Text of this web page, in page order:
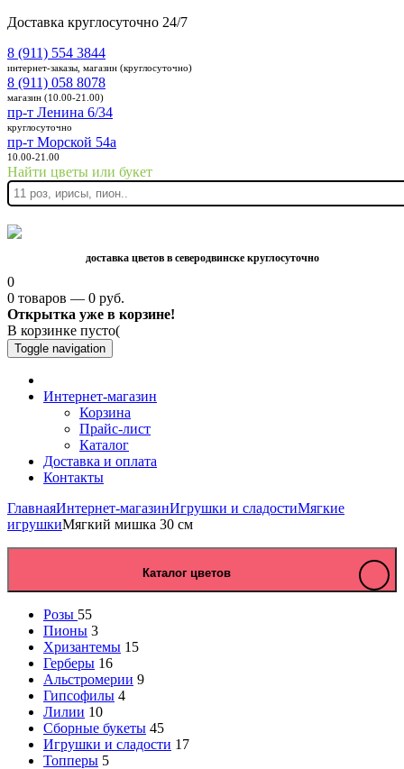
Доставка круглосуточно 24/7
8 (911) 554 3844
интернет-заказы, магазин (круглосуточно)
8 (911) 058 8078
магазин (10.00-21.00)
пр-т Ленина 6/34
круглосуточно
пр-т Морской 54а
10.00-21.00
Найти цветы или букет
доставка цветов в северодвинске круглосуточно
0
0 товаров — 0 руб.
Открытка уже в корзине!
В корзинке пусто(
Toggle navigation
Интернет-магазин
Корзина
Прайс-лист
Каталог
Доставка и оплата
Контакты
ГлавнаяИнтернет-магазинИгрушки и сладостиМягкие
игрушкиМягкий мишка 30 см
Каталог цветов
Розы 55
Пионы 3
Хризантемы 15
Герберы 16
Альстромерии 9
Гипсофилы 4
Лилии 10
Сборные букеты 45
Игрушки и сладости 17
Топперы 5